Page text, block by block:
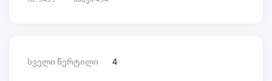
სველი წერტილი 4